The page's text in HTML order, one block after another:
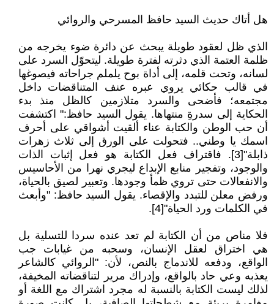
هل أتاك حديث السيد حافظ المسرحي والروائي
الذي ظل لعقود طويلة يبحث عن دائرة ضوء يخرجه من
ظلمة العتمة الذي دثرته لفترة طويلة. ليتحوّل السرد على
لسانه، وتحت قلمه، إلى أداة بوح يلملم جراحاته فيصوغها
في قالب حكائي يروي عبره عنف المتناقضات داخل
مجتمعه؛ فأضحى والسرد متلازمين كالظل منذ بدء
الحكاية إلى سدرةِ منتهاها. يقول السيد حافظ:" اكتشفت
أن حب الوطن والكتابة عناء ألقيت أشواقي على أحرف
اسمك يا وطني.. فتحولت على الورق إلى ثلاث زهرات
ذابلة"[3]. فاقتراف فعل الكتابة هو فعل إثبات الذات
والوجود، وتفجير منابع الإبداع ليجري نهرا من الأحاسيس
والانفعالات حتى تروي ظمأ وجودها. وتعبير لصيق بالحياة،
ورفض معلن للتبدد والإقصاء. يقول السيد حافظ: "وأبعث
في الكلمات ورد الحياة"[4].
فلا مناص من أن الكتابة لم تعد عنده سردا للتسلية بل
هي اختراق لعقل الإنسان، وسحبه من غيابات جب
الواقع، ودفعه للاندماج بالنص، لأن: "الروائي كالشاعر
يعذبه وعي حاد بالواقع، وإدراك مرير لتناقضاته المخيفة،
لذلك ليست الكتابة بالنسبة له مجرد اشتراك مع اللغة أو